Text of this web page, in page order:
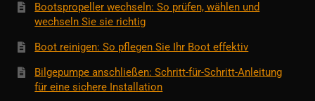
Bootspropeller wechseln: So prüfen, wählen und
wechseln Sie sie richtig
Boot reinigen: So pflegen Sie Ihr Boot effektiv
Bilgepumpe anschließen: Schritt-für-Schritt-Anleitung
für eine sichere Installation